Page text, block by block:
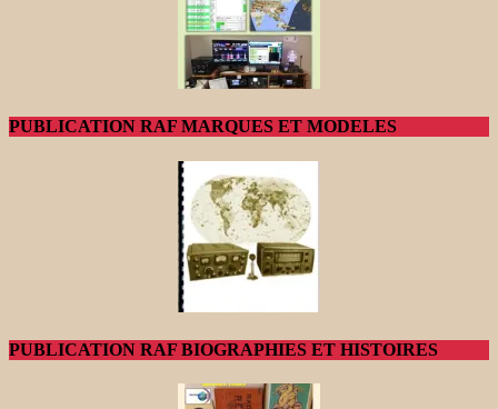
PUBLICATION RAF MARQUES ET MODELES
PUBLICATION RAF BIOGRAPHIES ET HISTOIRES